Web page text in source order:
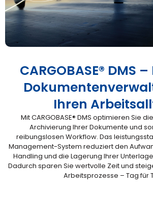
CARGOBASE® DMS
Ihren
Mit CARGOBASE® DMS optimieren Sie
Archivierung Ihrer Dokumente und
reibungslosen Workflow. Das
Management-System reduziert den
Handling und die Lagerung Ihrer
Dadurch sparen Sie wertvolle Zeit und
Arbeitsprozesse – Tag für